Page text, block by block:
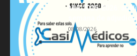
MIR 2025-2026:
semana de
08/08/2026